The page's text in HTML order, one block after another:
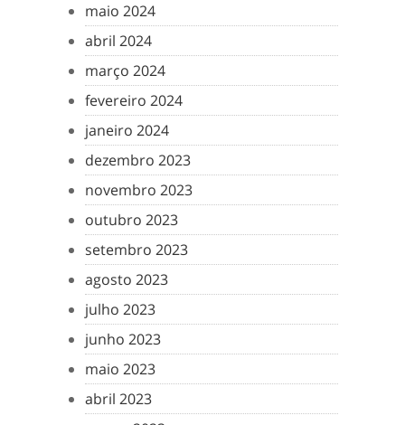
maio 2024
abril 2024
março 2024
fevereiro 2024
janeiro 2024
dezembro 2023
novembro 2023
outubro 2023
setembro 2023
agosto 2023
julho 2023
junho 2023
maio 2023
abril 2023